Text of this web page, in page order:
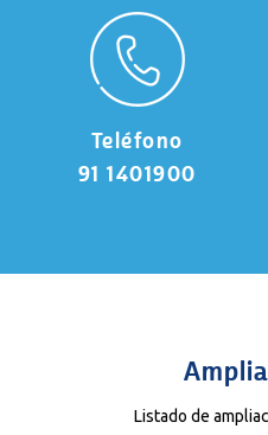
Teléfono
91 1401900
Listado de